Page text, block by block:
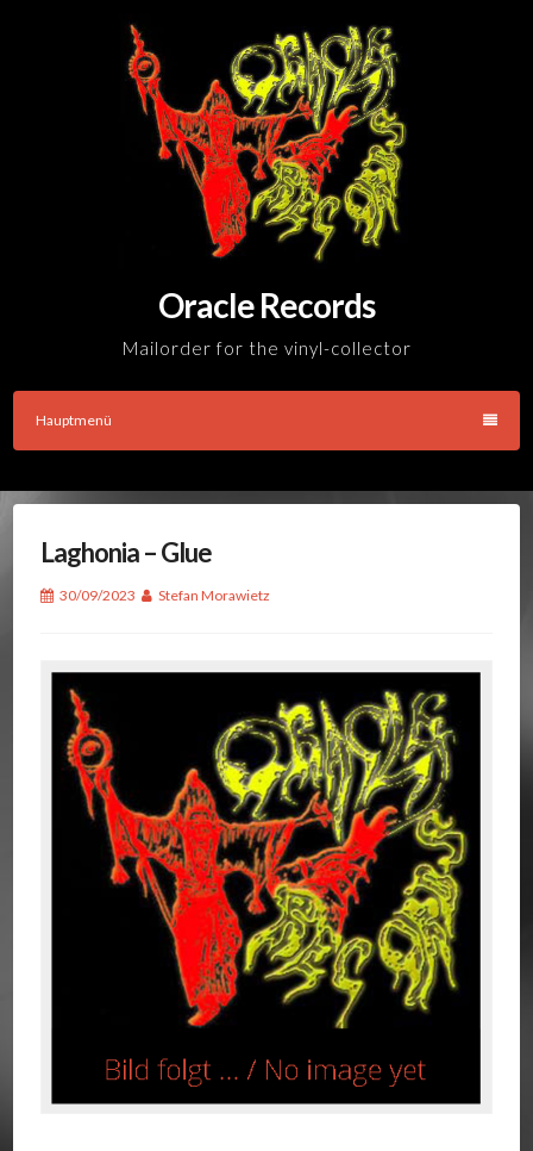
Oracle Records
Mailorder for the vinyl-collector
Hauptmenü
Laghonia – Glue
30/09/2023 Stefan Morawietz